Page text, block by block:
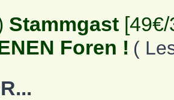
Stammgast
Foren ! (